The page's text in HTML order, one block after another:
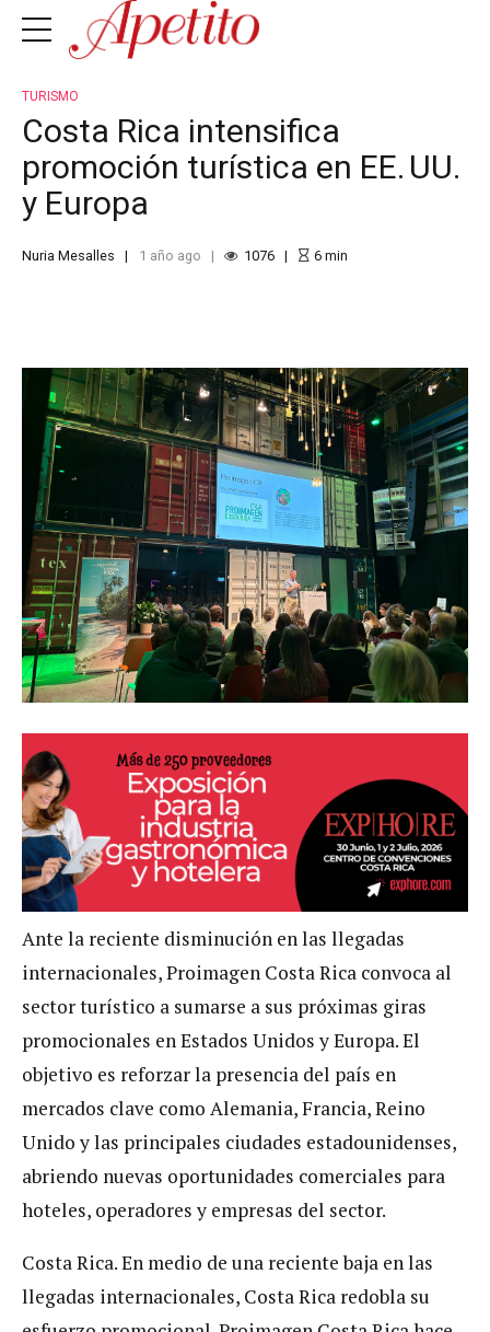
TURISMO
Costa Rica intensifica
promoción turística en EE. UU.
y Europa
Nuria Mesalles 1 año ago 1076 6min
Ante la reciente disminución en las llegadas
internacionales, Proimagen Costa Rica convoca al
sector turístico a sumarse a sus próximas giras
promocionales en Estados Unidos y Europa. El
objetivo es reforzar la presencia del país en
mercados clave como Alemania, Francia, Reino
Unido y las principales ciudades estadounidenses,
abriendo nuevas oportunidades comerciales para
hoteles, operadores y empresas del sector.
Costa Rica. En medio de una reciente baja en las
llegadas internacionales, Costa Rica redobla su